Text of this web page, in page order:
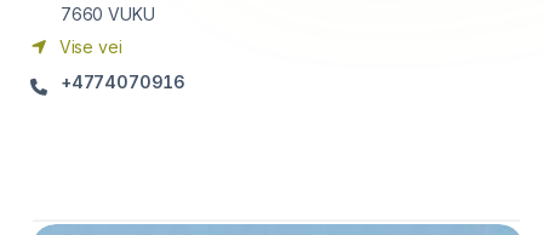
7660 VUKU
Vise vei
+4774070916